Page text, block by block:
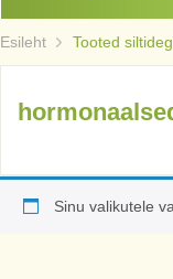
Esileht Tooted
Sinu valikutele